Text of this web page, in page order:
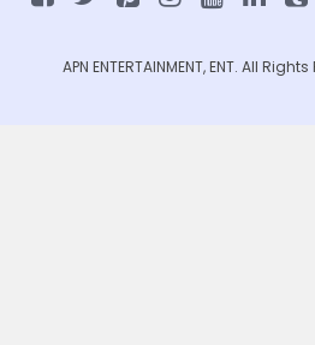
APN ENTERTAINMENT, ENT. All